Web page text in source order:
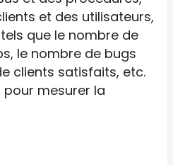
et des utilisateurs,
que le nombre de
le nombre de bugs
clients satisfaits, etc.
mesurer la